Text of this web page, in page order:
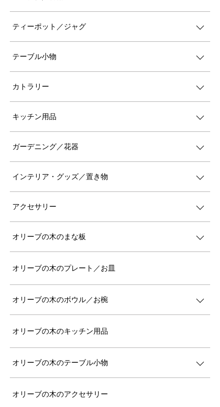
ティーポット／ジャグ
テーブル小物
カトラリー
キッチン用品
ガーデニング／花器
インテリア・グッズ／置き物
アクセサリー
オリーブの木のまな板
オリーブの木のプレート／お皿
オリーブの木のボウル／お椀
オリーブの木のキッチン用品
オリーブの木のテーブル小物
オリーブの木のアクセサリー